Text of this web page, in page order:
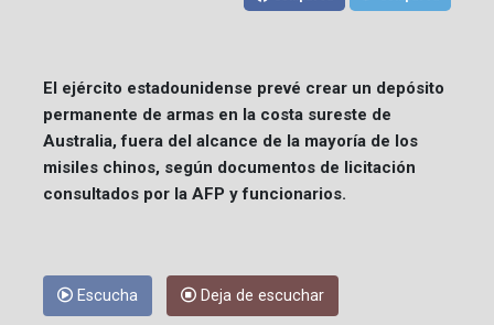
El ejército estadounidense prevé crear un depósito
permanente de armas en la costa sureste de
Australia, fuera del alcance de la mayoría de los
misiles chinos, según documentos de licitación
consultados por la AFP y funcionarios.
Escucha Deja de escuchar